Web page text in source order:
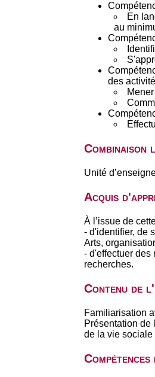
En
au
des
Combinaison
Unité
Acquis
À l’issue de
- d'identifier, de
Arts,
- d'effectuer des
recherches.
Contenu de
Familiarisation
Présentation de
de la vie sociale